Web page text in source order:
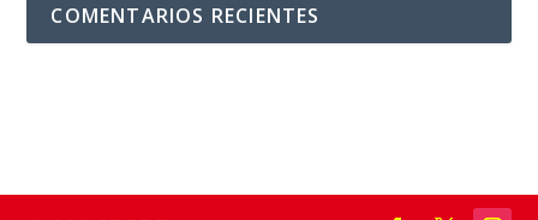
COMENTARIOS RECIENTES